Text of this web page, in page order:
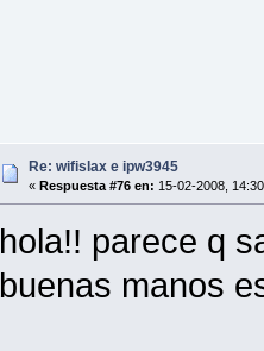
Re: wifislax e ipw3945
« Respuesta #76 en: 15-02-2008,
hola!! parece q
buenas manos